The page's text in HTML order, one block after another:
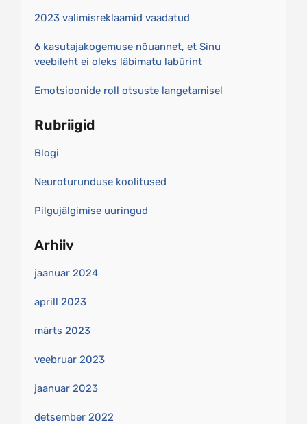
2023 valimisreklaamid vaadatud
6 kasutajakogemuse nõuannet, et Sinu
veebileht ei oleks läbimatu labürint
Emotsioonide roll otsuste langetamisel
Rubriigid
Blogi
Neuroturunduse koolitused
Pilgujälgimise uuringud
Arhiiv
jaanuar 2024
aprill 2023
märts 2023
veebruar 2023
jaanuar 2023
detsember 2022